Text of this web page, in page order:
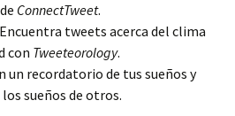
ConnectTweet.
tweets acerca del clima
con Tweeteorology.
un recordatorio de tus sueños y
sueños de otros.